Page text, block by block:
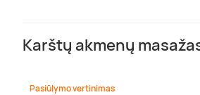
Karštų akmenų
Pasiūlymo vertinimas